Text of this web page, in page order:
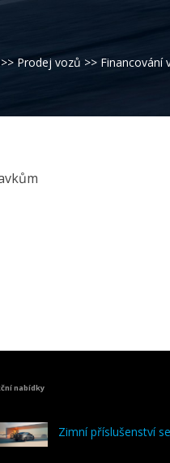
>> Prodej vozů >> Financování
nabídky
Zimní příslušenství